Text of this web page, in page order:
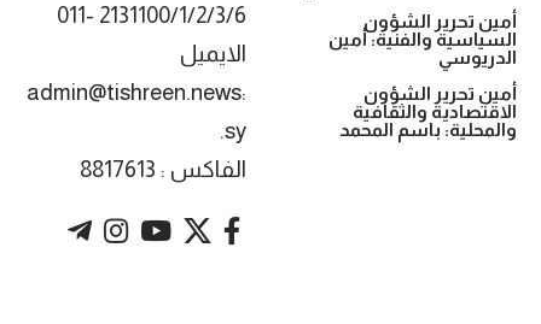
أمين تحرير الشؤون
السياسية والفنية: أمين
الدريوسي
أمين تحرير الشؤون
الاقتصادية والثقافية
والمحلية: باسم المحمد
2131100/1/2/3/6 -011
الايميل
:admin@tishreen.news
.sy
الفاكس : 8817613